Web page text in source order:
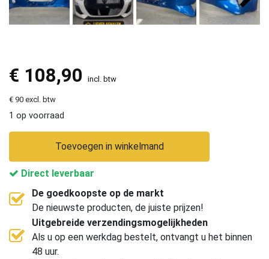
€ 108,90 incl. btw
€ 90 excl. btw
1 op voorraad
Toevoegen in winkelmand
Direct leverbaar
De goedkoopste op de markt
De nieuwste producten, de juiste prijzen!
Uitgebreide verzendingsmogelijkheden
Als u op een werkdag bestelt, ontvangt u het binnen
48 uur.